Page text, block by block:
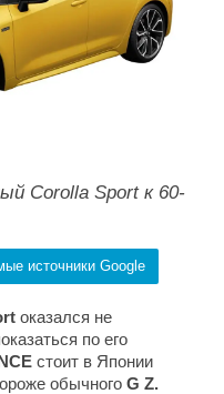
Corolla Sport к 60-
источники Google
оказался не
по его
стоит в Японии
обычного G Z.